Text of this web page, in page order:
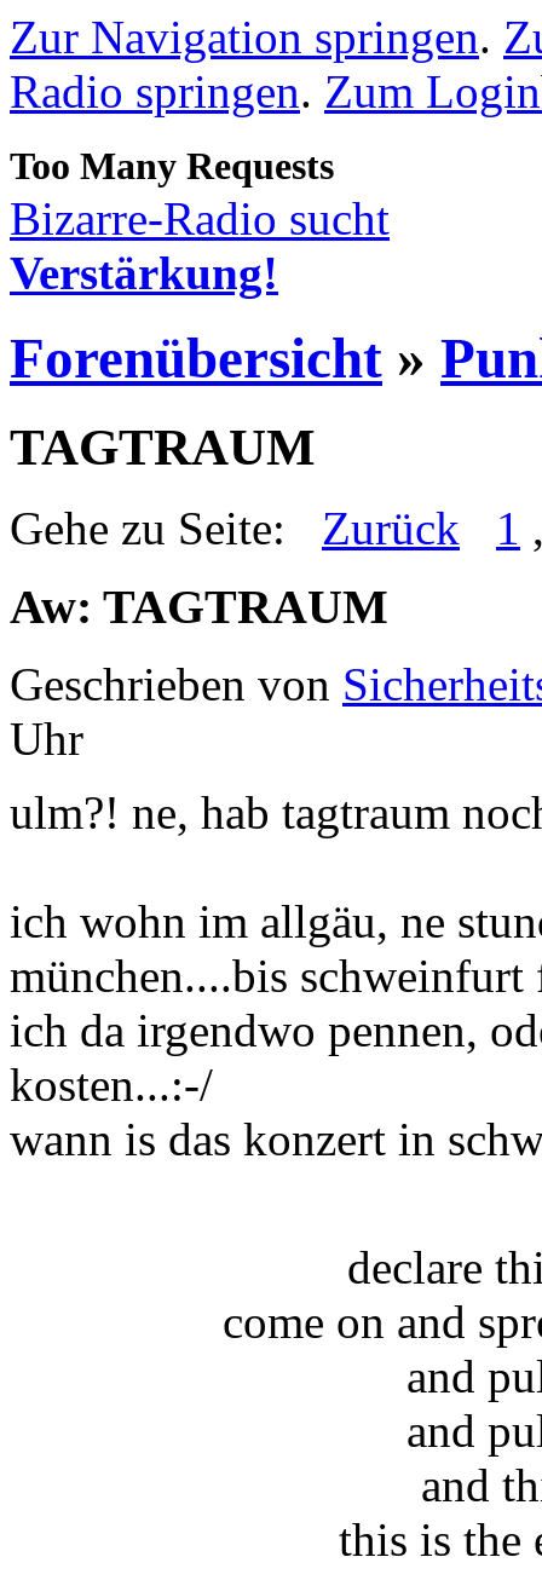
Zur Navigation springen.
Radio springen. Zum
Bizarre-Radio sucht
Verstärkung!
Forenübersicht »
TAGTRAUM
Gehe zu Seite: Zurück 1
Aw: TAGTRAUM
Geschrieben von
Uhr
ulm?! ne, hab tagtraum
ich wohn im allgäu, ne
münchen....bis
ich da irgendwo pennen,
kosten...:-/
wann is das konzert in
declare
come on and
and
and
and
this is the